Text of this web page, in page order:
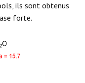
ils sont obtenus
forte.